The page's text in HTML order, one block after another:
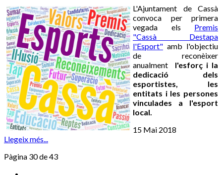
L'Ajuntament de Cassà
convoca per primera
vegada els Premis
"Cassà Destapa
l'Esport" amb l'objectiu
de reconèixer
anualment
l'esforç i la
dedicació dels
esportistes, les
entitats i les persones
vinculades a l'esport
local.
15 Mai 2018
Llegeix més...
Pàgina 30 de 43